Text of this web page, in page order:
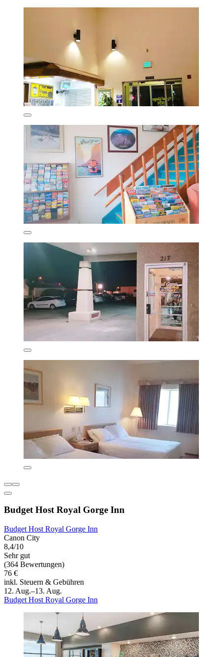
Budget Host Royal Gorge Inn
Budget Host Royal Gorge Inn
Canon City
8,4/10
Sehr gut
(364 Bewertungen)
76 €
inkl. Steuern & Gebühren
12. Aug.–13. Aug.
Budget Host Royal Gorge Inn